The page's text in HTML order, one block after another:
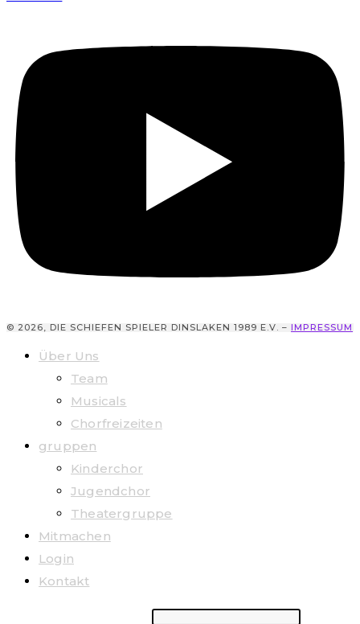
© 2026, DIE SCHIEFEN SPIELER DINSLAKEN 1989 E.V. – IMPRESSUM
Über Uns
Team
Musicals
Chorfreizeiten
gruppen
Kinderchor
Jugendchor
Theatergruppe
Mitmachen
Login
Kontakt